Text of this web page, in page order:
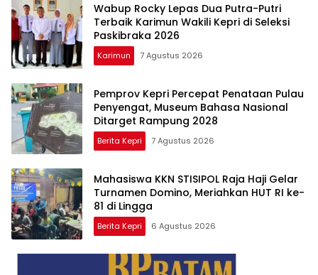
Wabup Rocky Lepas Dua Putra-Putri
Terbaik Karimun Wakili Kepri di Seleksi
Paskibraka 2026
Karimun 7 Agustus 2026
Pemprov Kepri Percepat Penataan Pulau
Penyengat, Museum Bahasa Nasional
Ditarget Rampung 2028
Berita Kepri 7 Agustus 2026
Mahasiswa KKN STISIPOL Raja Haji Gelar
Turnamen Domino, Meriahkan HUT RI ke-
81 di Lingga
Berita Kepri 6 Agustus 2026